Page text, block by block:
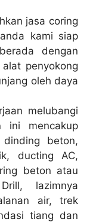
jasa coring
kami siap
dengan
penyokong
oleh daya
melubangi
ini mencakup
beton,
ducting AC,
beton atau
lazimnya
air, trek
tiang dan